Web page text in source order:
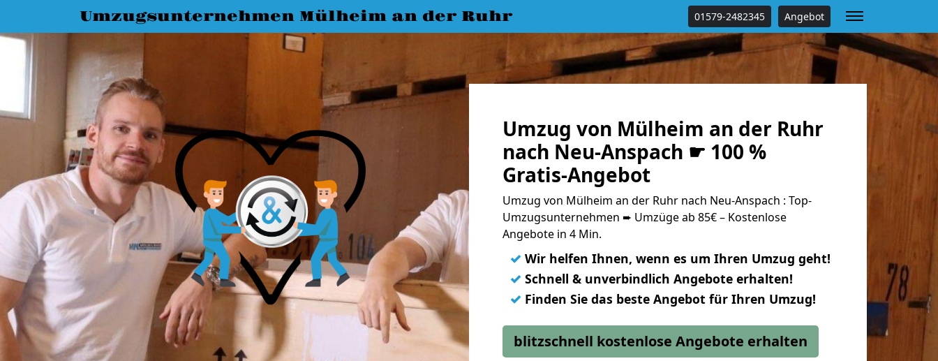
Umzugsunternehmen Mülheim an der Ruhr 01579-2482345 Angebot
Umzug von Mülheim an der Ruhr
nach Neu-Anspach ☛ 100 %
Gratis-Angebot
Umzug von Mülheim an der Ruhr nach Neu-Anspach : Top-
Umzugsunternehmen ➨ Umzüge ab 85€ – Kostenlose
Angebote in 4 Min.
✓ Wir helfen Ihnen, wenn es um Ihren Umzug geht!
✓ Schnell & unverbindlich Angebote erhalten!
✓ Finden Sie das beste Angebot für Ihren Umzug!
blitzschnell kostenlose Angebote erhalten